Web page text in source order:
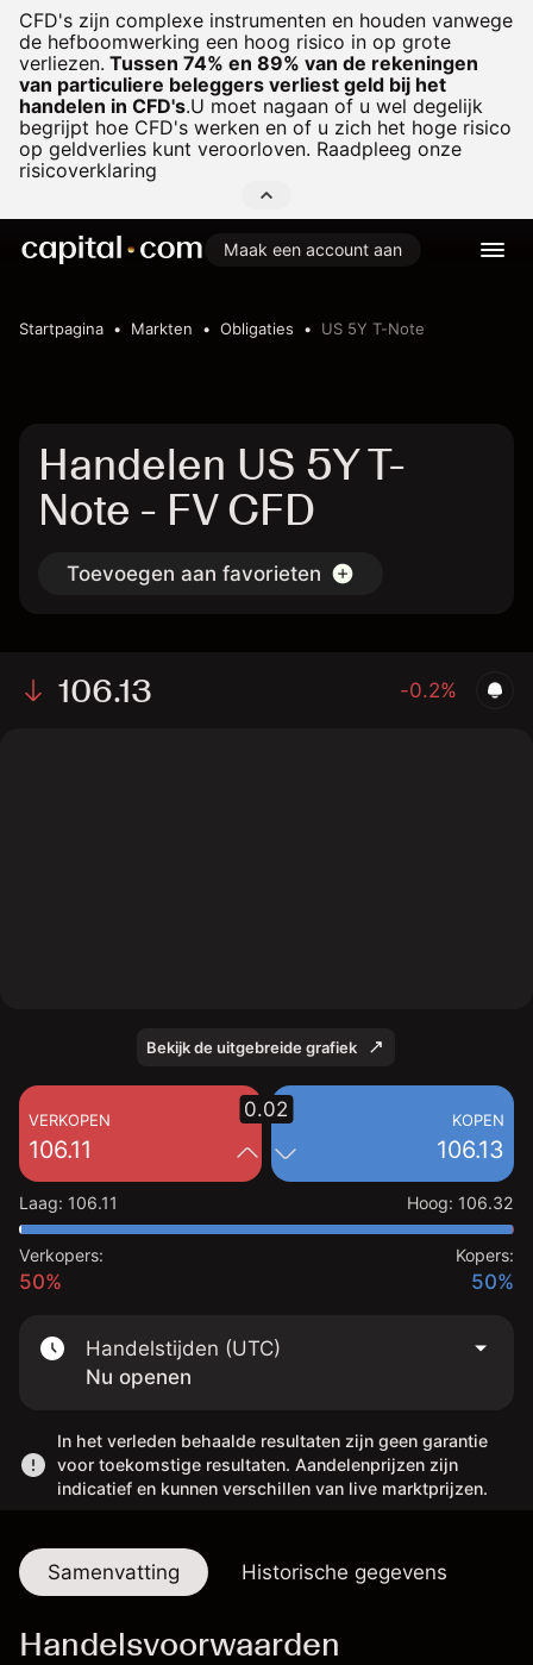
CFD's zijn complexe instrumenten en houden vanwege
de hefboomwerking een hoog risico in op grote
verliezen. Tussen 74% en 89% van de rekeningen
van particuliere beleggers verliest geld bij het
handelen in CFD's.U moet nagaan of u wel degelijk
begrijpt hoe CFD's werken en of u zich het hoge risico
op geldverlies kunt veroorloven. Raadpleeg onze
risicoverklaring
Maak een account aan
Startpagina Markten Obligaties US 5Y T-Note
Handelen US 5Y T-
Note - FV CFD
Toevoegen aan favorieten
106.13 -0.2%
Bekijk de uitgebreide grafiek
VERKOPEN
106.11
KOPEN
106.13
0.02
Laag: 106.11 Hoog: 106.32
Verkopers:
50%
Kopers:
50%
Handelstijden (UTC)
Nu openen
In het verleden behaalde resultaten zijn geen garantie
voor toekomstige resultaten. Aandelenprijzen zijn
indicatief en kunnen verschillen van live marktprijzen.
Samenvatting Historische gegevens
Handelsvoorwaarden